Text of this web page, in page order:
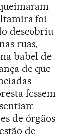
foi
descobriu
ruas,
babel de
de que
fossem
de órgãos
de